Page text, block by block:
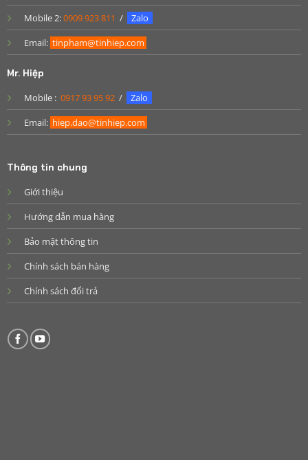
Mobile 2:0909 923 811 /
Zalo
Email: tinpham@tinhiep.com
Mr. Hiệp
Mobile : 0917 93 95 92/
Zalo
Email: hiep.dao@tinhiep.com
Thông tin chung
Giới thiệu
Hướng dẫn mua hàng
Bảo mật thông tin
Chính sách bán hàng
Chính sách đổi trả